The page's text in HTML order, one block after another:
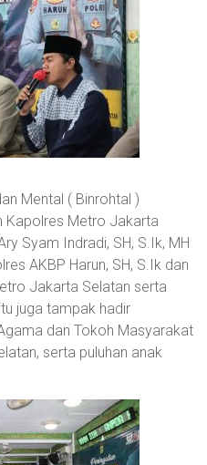
Mental ( Binrohtal )
Kapolres Metro Jakarta
Syam Indradi, SH, S.Ik, MH
AKBP Harun, SH, S.Ik dan
Jakarta Selatan serta
juga tampak hadir
dan Tokoh Masyarakat
serta puluhan anak